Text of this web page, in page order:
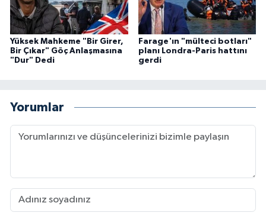
Yüksek Mahkeme "Bir Girer,
Bir Çıkar" Göç Anlaşmasına
"Dur" Dedi
Farage'ın "mülteci botları"
planı Londra-Paris hattını
gerdi
Yorumlar